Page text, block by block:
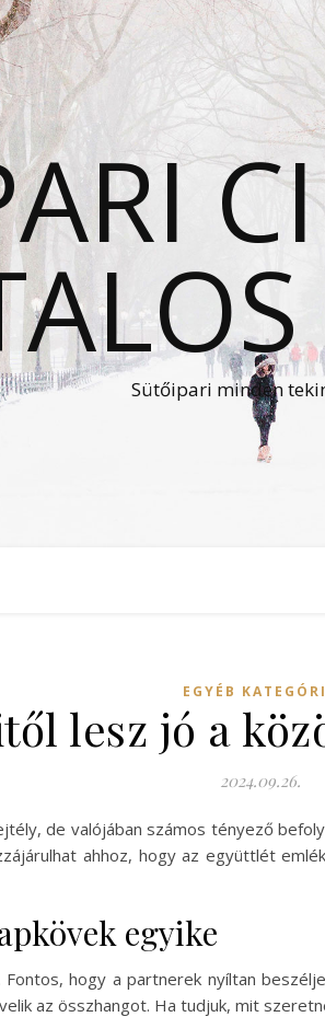
Sütőipari minden
EGYÉB
lesz jó a
2024.09.26.
de valójában számos tényező
ahhoz, hogy az együttlét
egyike
hogy a partnerek nyíltan
az összhangot. Ha tudjuk, mit